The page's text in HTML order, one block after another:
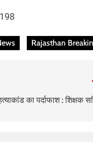
198
Rajasthan
का पर्दाफाश : शिक्षक